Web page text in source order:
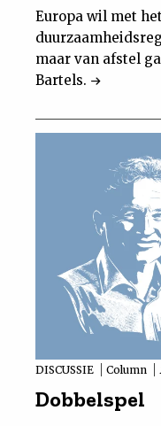
Europa wil met
maar van afstel
Bartels.
DISCUSSIE Column
Dobbelspel